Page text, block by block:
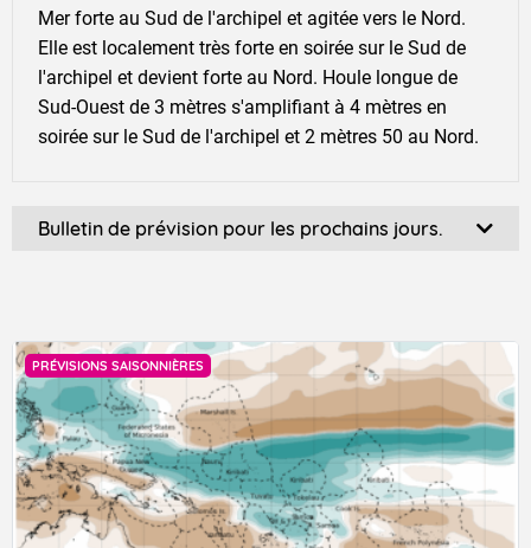
TENDANCE MENSUELLE POUR LA POLYNÉSIE
FRANÇAISE DU 04/09/2023 30/04/2023
Mer forte au Sud de l'archipel et agitée vers le Nord.
Elle est localement très forte en soirée sur le Sud de
l'archipel et devient forte au Nord. Houle longue de
Sud-Ouest de 3 mètres s'amplifiant à 4 mètres en
soirée sur le Sud de l'archipel et 2 mètres 50 au Nord.
Bulletin de prévision pour les prochains jours.
TUAMOTU ET GAMBIER
dimanche 9 août 2026
Ciel très nuageux à couvert du Sud Tuamotu aux
Gambier, avec de rares pluies. Sur la région du Nord au
Nord-Ouest Tuamotu, passages de nuages bas avec
quelques ondées. Ailleurs, le soleil prédomine.
ACTUALITÉ